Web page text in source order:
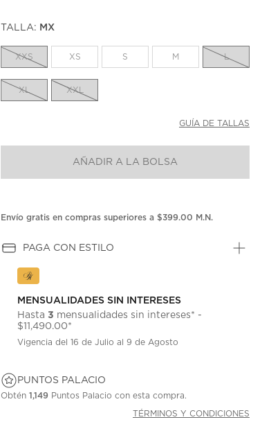
TALLA: MX
XXS XS S M L
XL XXL
GUÍA DE TALLAS
AÑADIR A LA BOLSA
Envío gratis en compras superiores a $399.00 M.N.
PAGA CON ESTILO
MENSUALIDADES SIN INTERESES
Hasta3 mensualidades sin intereses* -
$11,490.00*
Vigencia del 16 de Julio al 9 de Agosto
PUNTOS PALACIO
Obtén1,149 Puntos Palacio con esta compra.
TÉRMINOS Y CONDICIONES